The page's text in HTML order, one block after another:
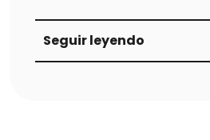
esta comparativa tienes 10
recomendables para distintos
familia, viajes, bajo
Seguir leyendo